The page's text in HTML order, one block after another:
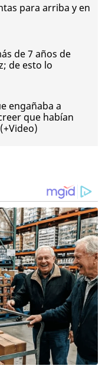
para arriba y en
de 7 años de
de esto lo
engañaba a
que habían